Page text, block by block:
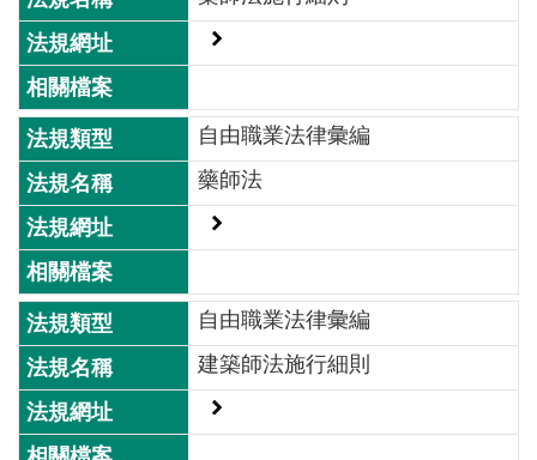
自由職業法律彙編
藥師法
自由職業法律彙編
建築師法施行細則